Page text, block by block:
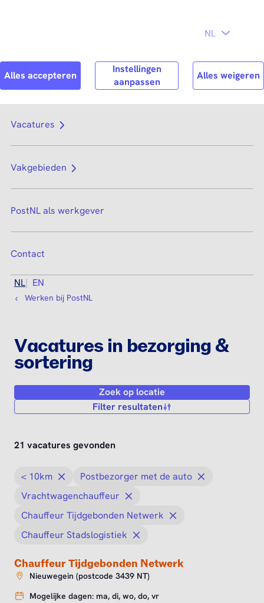
Search Zoek
Vacatures
Vakgebieden
PostNL als werkgever
Contact
NL EN
Werken bij PostNL